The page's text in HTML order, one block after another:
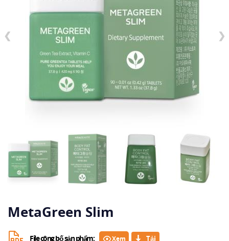
❮ ❯
MetaGreen Slim
File công bố sản phẩm: Xem